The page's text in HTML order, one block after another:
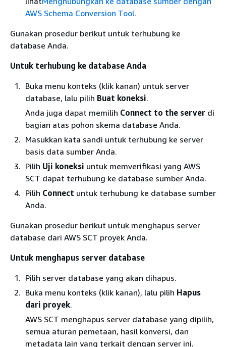
AWS Schema Conversion Tool.
Gunakan prosedur berikut untuk terhubung ke
database Anda.
Untuk terhubung ke database Anda
Buka menu konteks (klik kanan) untuk server
database, lalu pilih Buat koneksi.
Anda juga dapat memilih Connect to the server di
bagian atas pohon skema database Anda.
Masukkan kata sandi untuk terhubung ke server
basis data sumber Anda.
Pilih Uji koneksi untuk memverifikasi yang AWS
SCT dapat terhubung ke database sumber Anda.
Pilih Connect untuk terhubung ke database sumber
Anda.
Gunakan prosedur berikut untuk menghapus server
database dari AWS SCT proyek Anda.
Untuk menghapus server database
Pilih server database yang akan dihapus.
Buka menu konteks (klik kanan), lalu pilih Hapus
dari proyek.
AWS SCT menghapus server database yang dipilih,
semua aturan pemetaan, hasil konversi, dan
metadata lain yang terkait dengan server ini.